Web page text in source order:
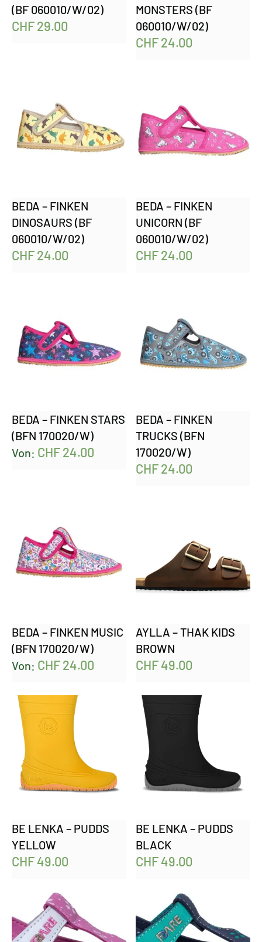
(BF 060010/W/02)
CHF29.00
MONSTERS (BF
060010/W/02)
CHF24.00
BEDA – FINKEN
DINOSAURS (BF
060010/W/02)
CHF24.00
BEDA – FINKEN
UNICORN (BF
060010/W/02)
CHF24.00
BEDA – FINKEN STARS
(BFN 170020/W)
Von: CHF24.00
BEDA – FINKEN
TRUCKS (BFN
170020/W)
CHF24.00
BEDA – FINKEN MUSIC
(BFN 170020/W)
Von: CHF24.00
AYLLA – THAK KIDS
BROWN
CHF49.00
BE LENKA – PUDDS
YELLOW
CHF49.00
BE LENKA – PUDDS
BLACK
CHF49.00